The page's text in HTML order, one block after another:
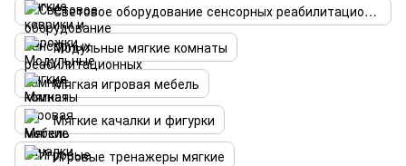
Световое оборудование сенсорных реабилитационных комнат
Модульные мягкие комнаты
Мягкая игровая мебель
Мягкие качалки и фигурки
Игровые тренажеры мягкие